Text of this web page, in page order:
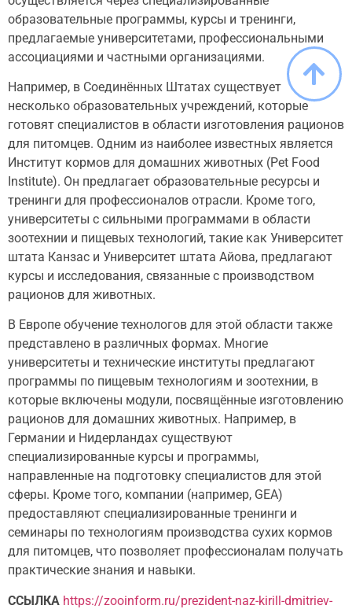
образовательные программы, курсы и тренинги,
предлагаемые университетами, профессиональными
ассоциациями и частными организациями.
Например, в Соединённых Штатах существует
несколько образовательных учреждений, которые
готовят специалистов в области изготовления рационов
для питомцев. Одним из наиболее известных является
Институт кормов для домашних животных (Pet Food
Institute). Он предлагает образовательные ресурсы и
тренинги для профессионалов отрасли. Кроме того,
университеты с сильными программами в области
зоотехнии и пищевых технологий, такие как Университет
штата Канзас и Университет штата Айова, предлагают
курсы и исследования, связанные с производством
рационов для животных.
В Европе обучение технологов для этой области также
представлено в различных формах. Многие
университеты и технические институты предлагают
программы по пищевым технологиям и зоотехнии, в
которые включены модули, посвящённые изготовлению
рационов для домашних животных. Например, в
Германии и Нидерландах существуют
специализированные курсы и программы,
направленные на подготовку специалистов для этой
сферы. Кроме того, компании (например, GEA)
предоставляют специализированные тренинги и
семинары по технологиям производства сухих кормов
для питомцев, что позволяет профессионалам получать
практические знания и навыки.
ССЫЛКА https://zooinform.ru/prezident-naz-kirill-dmitriev-